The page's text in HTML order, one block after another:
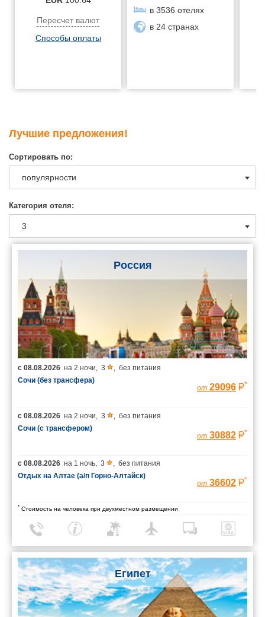
Пересчет валют
Способы оплаты
в 3536 отелях
в 24 странах
Лучшие предложения!
Сортировать по:
Категория отеля:
Россия
с 08.08.2026 на 2 ночи, 3 , без питания
Сочи (без трансфера)
от 29096 *
с 08.08.2026 на 2 ночи, 3 , без питания
Сочи (с трансфером)
от 30882 *
с 08.08.2026 на 1 ночь, 3 , без питания
Отдых на Алтае (а/п Горно-Алтайск)
от 36602 *
* Стоимость на человека при двухместном размещении
Египет